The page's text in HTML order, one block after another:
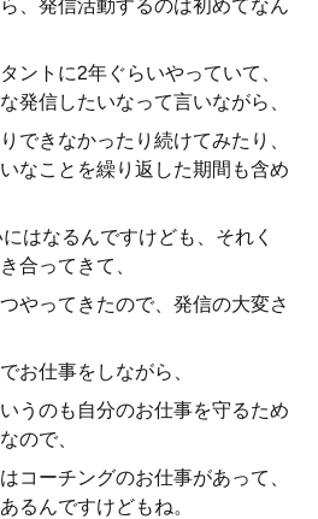
、発信活動するのは初めてなん
ントに2年ぐらいやっていて、
発信したいなって言いながら、
できなかったり続けてみたり、
なことを繰り返した期間も含め
はなるんですけども、それく
合ってきて、
やってきたので、発信の大変さ
お仕事をしながら、
うのも自分のお仕事を守るため
ので、
コーチングのお仕事があって、
るんですけどもね。